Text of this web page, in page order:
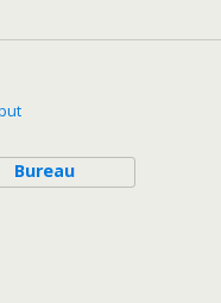
Bureau